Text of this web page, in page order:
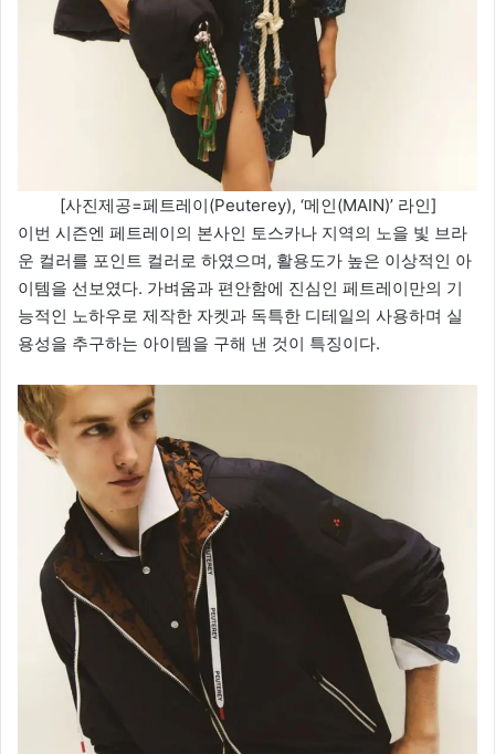
[사진제공=페트레이(Peuterey), ‘메인(MAIN)’ 라인]
이번 시즌엔 페트레이의 본사인 토스카나 지역의 노을 빛 브라
운 컬러를 포인트 컬러로 하였으며, 활용도가 높은 이상적인 아
이템을 선보였다. 가벼움과 편안함에 진심인 페트레이만의 기
능적인 노하우로 제작한 자켓과 독특한 디테일의 사용하며 실
용성을 추구하는 아이템을 구해 낸 것이 특징이다.